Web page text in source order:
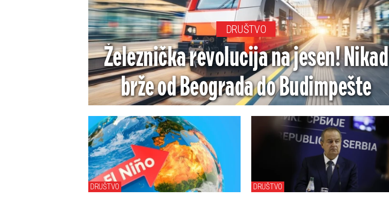
DRUŠTVO
Železnička revolucija na jesen! Nikad
brže od Beograda do Budimpešte
DRUŠTVO DRUŠTVO